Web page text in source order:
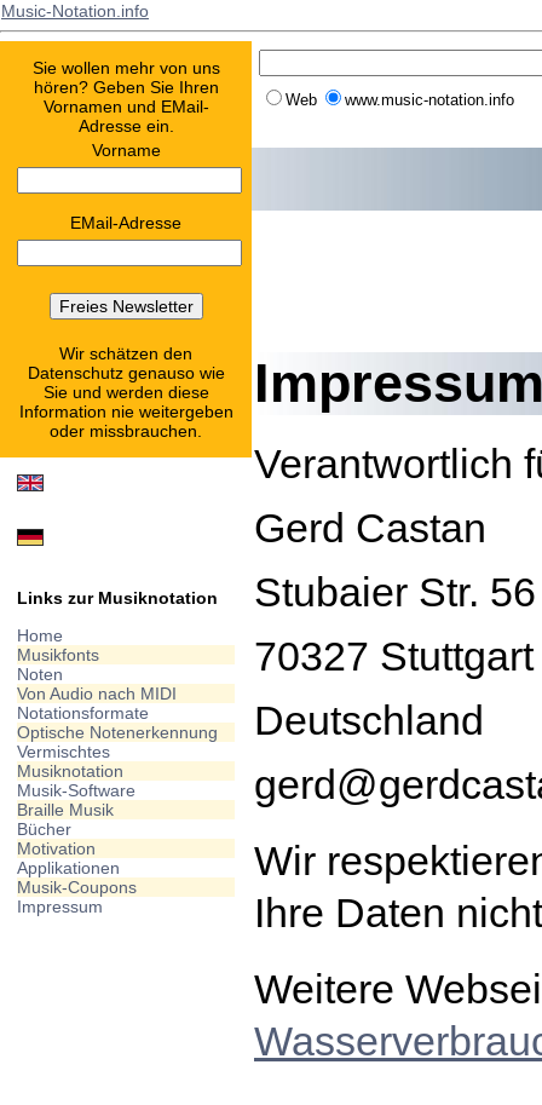
Music-Notation.info
Sie wollen mehr von uns
hören? Geben Sie Ihren
Vornamen und EMail-
Adresse ein.
Vorname
EMail-Adresse
Wir schätzen den
Datenschutz genauso wie
Sie und werden diese
Information nie weitergeben
oder missbrauchen.
Links zur Musiknotation
Home
Musikfonts
Noten
Von Audio nach MIDI
Notationsformate
Optische Notenerkennung
Vermischtes
Musiknotation
Musik-Software
Braille Musik
Bücher
Motivation
Applikationen
Musik-Coupons
Impressum
Web www.music-notation.info
Verantwortlich
Gerd Castan
Stubaier Str. 56
70327 Stuttgart
Deutschland
Wir
Ihre Daten
Weitere